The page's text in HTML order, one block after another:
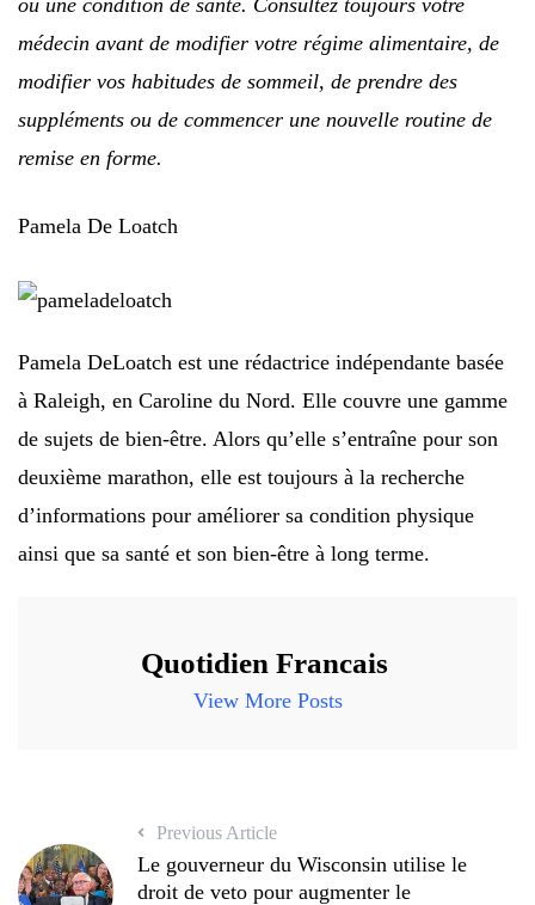
médecin avant de modifier votre régime alimentaire, de
modifier vos habitudes de sommeil, de prendre des
suppléments ou de commencer une nouvelle routine de
remise en forme.
Pamela De Loatch
Pamela DeLoatch est une rédactrice indépendante basée
à Raleigh, en Caroline du Nord. Elle couvre une gamme
de sujets de bien-être. Alors qu’elle s’entraîne pour son
deuxième marathon, elle est toujours à la recherche
d’informations pour améliorer sa condition physique
ainsi que sa santé et son bien-être à long terme.
Quotidien Francais
View More Posts
Previous Article
Le gouverneur du Wisconsin utilise le
droit de veto pour augmenter le